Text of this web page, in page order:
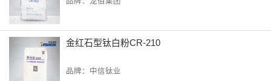
金红石型钛白粉CR-210
品牌：中信钛业